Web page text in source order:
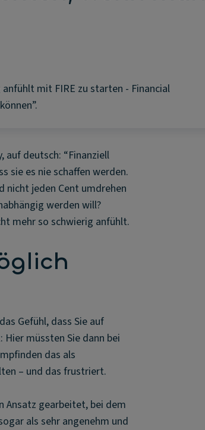
mit FIRE zu starten - Financial
auf deutsch: “Finanziell
sie es nie schaffen werden.
nicht jeden Cent umdrehen
werden will?
mehr so schwierig anfühlt.
Gefühl, dass Sie auf
müssten Sie dann bei
das als
– und das frustriert.
Ansatz gearbeitet, bei dem
als sehr angenehm und